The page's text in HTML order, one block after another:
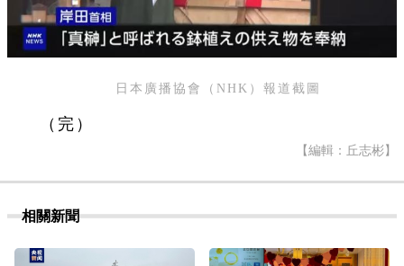
日本廣播協會（NHK）報道截圖
（完）
【編輯：丘志彬】
相關新聞